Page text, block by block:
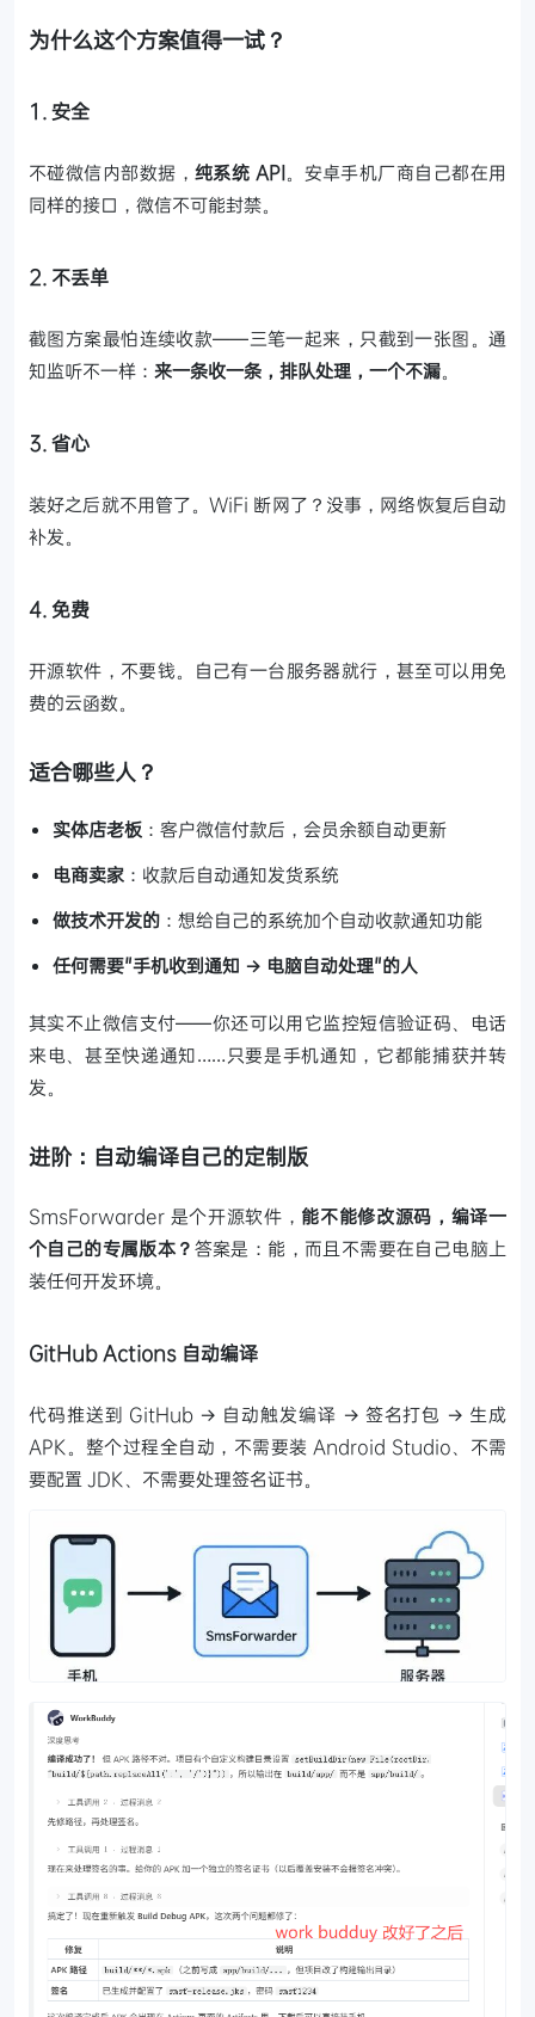
为什么这个方案值得一试？
1. 安全
不碰微信内部数据， 纯系统 API。安卓手机厂商自己都在用
同样的接口，微信不可能封禁。
2. 不丢单
截图方案最怕连续收款——三笔一起来，只截到一张图。通
知监听不一样： 来一条收一条，排队处理，一个不漏。
3. 省心
装好之后就不用管了。WiFi 断网了？没事，网络恢复后自动
补发。
4. 免费
开源软件，不要钱。自己有一台服务器就行，甚至可以用免
费的云函数。
适合哪些人？
实体店老板 ：客户微信付款后，会员余额自动更新
电商卖家 ：收款后自动通知发货系统
做技术开发的 ：想给自己的系统加个自动收款通知功能
任何需要"手机收到通知 → 电脑自动处理"的人
其实不止微信支付——你还可以用它监控短信验证码、电话
来电、甚至快递通知……只要是手机通知，它都能捕获并转
发。
进阶：自动编译自己的定制版
SmsForwarder 是个开源软件， 能不能修改源码，编译一
个自己的专属版本？ 答案是：能，而且不需要在自己电脑上
装任何开发环境。
GitHub Actions 自动编译
代码推送到 GitHub → 自动触发编译 → 签名打包 → 生成
APK。整个过程全自动，不需要装 Android Studio、不需
要配置 JDK、不需要处理签名证书。